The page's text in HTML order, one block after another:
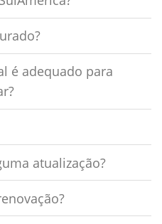
é adequado para
atualização?